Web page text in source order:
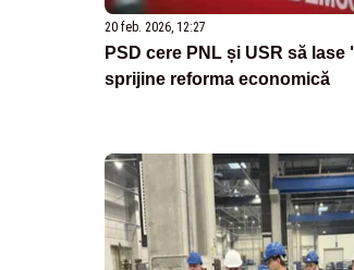
20 feb. 2026, 12:27
PSD cere PNL și USR să
sprijine reforma economică